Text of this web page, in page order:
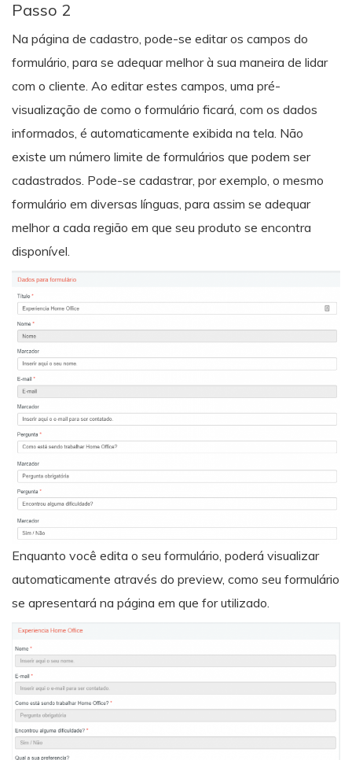
Passo 2
Na página de cadastro, pode-se editar os campos do
formulário, para se adequar melhor à sua maneira de lidar
com o cliente. Ao editar estes campos, uma pré-
visualização de como o formulário ficará, com os dados
informados, é automaticamente exibida na tela. Não
existe um número limite de formulários que podem ser
cadastrados. Pode-se cadastrar, por exemplo, o mesmo
formulário em diversas línguas, para assim se adequar
melhor a cada região em que seu produto se encontra
disponível.
Enquanto você edita o seu formulário, poderá visualizar
automaticamente através do preview, como seu formulário
se apresentará na página em que for utilizado.